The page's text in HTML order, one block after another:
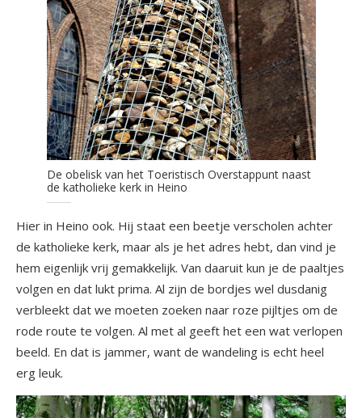
De obelisk van het Toeristisch Overstappunt naast
de katholieke kerk in Heino
Hier in Heino ook. Hij staat een beetje verscholen achter
de katholieke kerk, maar als je het adres hebt, dan vind je
hem eigenlijk vrij gemakkelijk. Van daaruit kun je de paaltjes
volgen en dat lukt prima. Al zijn de bordjes wel dusdanig
verbleekt dat we moeten zoeken naar roze pijltjes om de
rode route te volgen. Al met al geeft het een wat verlopen
beeld. En dat is jammer, want de wandeling is echt heel
erg leuk.